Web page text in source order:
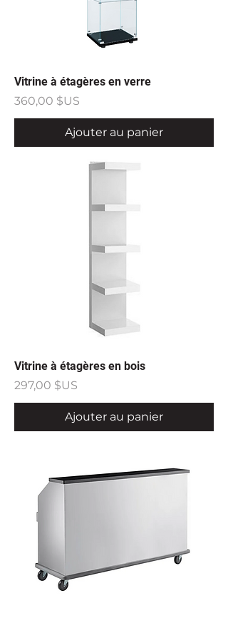
Vitrine à étagères en verre
Prix
360,00 $US
Ajouter au panier
Vitrine à étagères en bois
Prix
297,00 $US
Ajouter au panier